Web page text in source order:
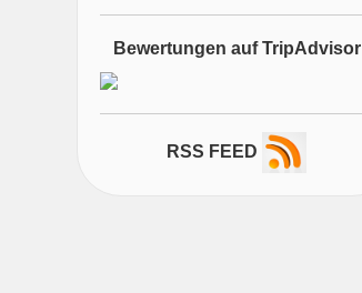
Bewertungen auf TripAdvisor
RSS FEED